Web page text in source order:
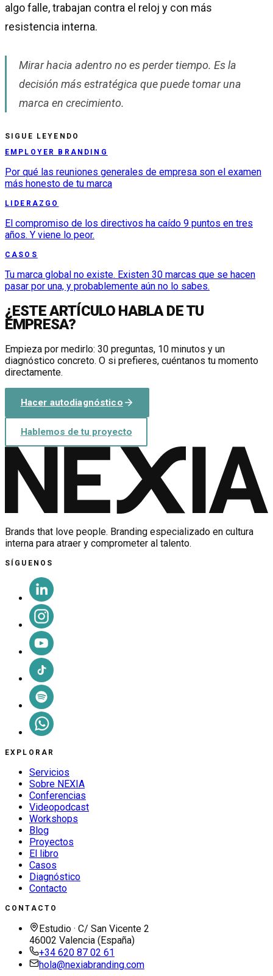
algo falle, trabajan contra el reloj y con más
resistencia interna.
Mirar hacia adentro no es perder tiempo. Es la
decisión más estratégica que puede tomar una
marca en crecimiento.
SIGUE LEYENDO
EMPLOYER BRANDING
Por qué las reuniones generales de empresa son el examen
más honesto de tu marca
LIDERAZGO
El compromiso de los directivos ha caído 9 puntos en tres
años. Y viene lo peor.
CASOS
Tu marca global no existe. Existen 30 marcas que se hacen
pasar por una, y probablemente aún no lo sabes.
¿ESTE ARTÍCULO HABLA DE TU
EMPRESA?
Empieza por medirlo: 30 preguntas, 10 minutos y un
diagnóstico concreto. O si prefieres, cuéntanos tu momento
directamente.
Hacer autodiagnóstico
Hablemos de tu proyecto
Brands that love people. Branding especializado en cultura
interna para atraer y comprometer al talento.
SÍGUENOS
EXPLORAR
Servicios
Sobre NEXIA
Conferencias
Videopodcast
Workshops
Blog
Proyectos
El libro
Casos
Diagnóstico
Contacto
CONTACTO
Estudio · C/ San Vicente 2
46002 Valencia (España)
+34 620 87 02 61
hola@nexiabranding.com